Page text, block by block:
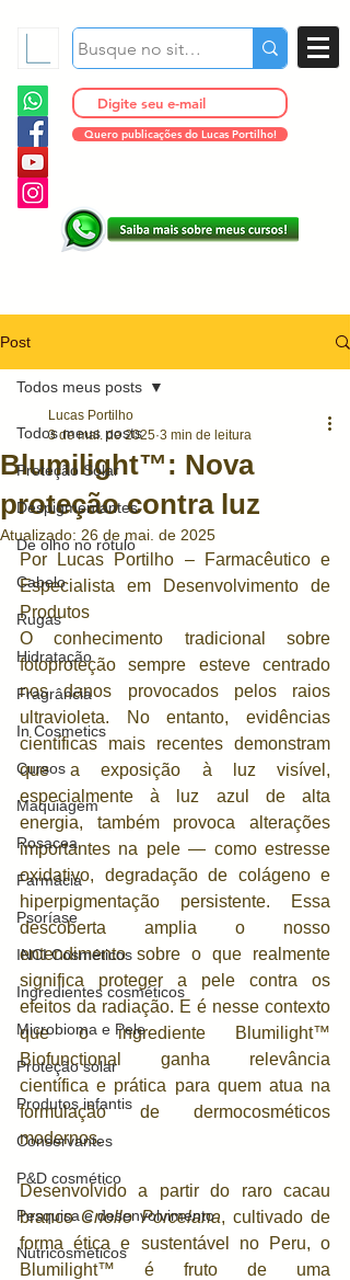
Quero publicações do Lucas Portilho!
Post
Todos meus posts
Proteção Solar
Despigmentantes
De olho no rótulo
Cabelo
Rugas
Hidratação
Fragrância
In Cosmetics
Cursos
Maquiagem
Rosacea
Farmácia
Psoríase
INCI Cosméticos
Ingredientes cosméticos
Microbioma e Pele
Proteção solar
Produtos infantis
Conservantes
P&D cosmético
Pesquisa e desenvolvimento
Nutricosméticos
Todos meus posts
Blumilight™: Nova
proteção contra luz
Lucas Portilho
3 de mai. de 2025 3 min de leitura
Atualizado: 26 de mai. de 2025
Por Lucas Portilho – Farmacêutico e
Especialista em Desenvolvimento de
Produtos
O conhecimento tradicional sobre
fotoproteção sempre esteve centrado
nos danos provocados pelos raios
ultravioleta. No entanto, evidências
científicas mais recentes demonstram
que a exposição à luz visível,
especialmente à luz azul de alta
energia, também provoca alterações
importantes na pele — como estresse
oxidativo, degradação de colágeno e
hiperpigmentação persistente. Essa
descoberta amplia o nosso
entendimento sobre o que realmente
significa proteger a pele contra os
efeitos da radiação. E é nesse contexto
que o ingrediente Blumilight™
Biofunctional ganha relevância
científica e prática para quem atua na
formulação de dermocosméticos
modernos.
Desenvolvido a partir do raro cacau
branco Criollo Porcelana, cultivado de
forma ética e sustentável no Peru, o
Blumilight™ é fruto de uma